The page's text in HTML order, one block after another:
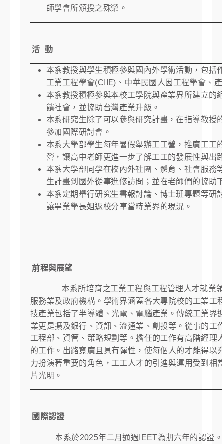
師學會所頒授之殊榮。
活 動
本系教授與學生積極參與國內外學術活動，包括
工業工程學會(CIIE) 、中華民國人因工程學會、
本系教授積極參與本校工學院與產業界所建立
饋社會，並協助台灣產業升級。
本系研究生除了可以參與研究計畫，在指導教
參加國際研討會。
本系大學部學生每年暑假舉辦工工營，推廣工
營，讓高中老師更進一步了解工工的發展性與出
本系大學部同學在校內外社團、體育、社會服
生計畫到國外從事進修訪問；並在老師們的協助
本系定期舉行研究生書報討論、博士班專題等
讓畢業學長姐返校分享當時業界的現況。
前程與展望
本系所培育之工業工程與工程管理人才就業領
服務業及政府機構。學術界涵蓋各大專院校的工業
技產業包括了半導體、光電、電腦產業。傳統工業
業更是擴及銀行、資訊、流通業、創投等。從事的
工程部、資管、策略規劃等。擔任的工作有高階經
的工作。出路寬廣且具有彈性，使每個人的才能得
力扮演著重要的角色，工工人才的引進與運用受到
片光明。
國際認證
本系於2025年二月通過 IEET為期六年的認證